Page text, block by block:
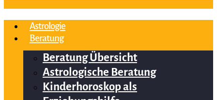
Astrologie
Beratung
Beratung Übersicht
Astrologische Beratung
Kinderhoroskop als